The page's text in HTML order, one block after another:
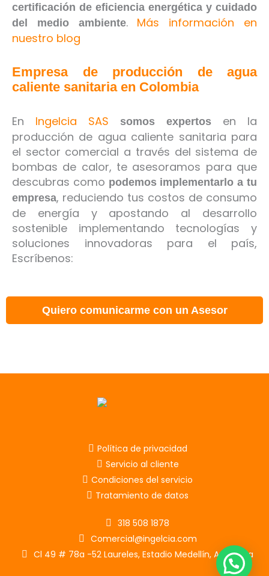
certificación de eficiencia energética y cuidado
del medio ambiente. Más información en
nuestro blog
Empresa de producción de agua
caliente sanitaria en Colombia
En Ingelcia SAS somos expertos
en la
producción de agua caliente sanitaria para
el sector comercial a través del sistema de
bombas de calor, te asesoramos para que
descubras como podemos implementarlo a tu
empresa, reduciendo tus costos de consumo
de energía y apostando al desarrollo
sostenible implementando tecnologías y
soluciones innovadoras para el país,
Escríbenos:
Quiero comunicarme con un Asesor
Política de privacidad
Servicio al cliente
Condiciones del servicio
Tratamiento de datos
318 508 1878
Comercial@ingelcia.com
Cl 49 # 78a -52 Laureles, Estadio Medellín, Antioquia